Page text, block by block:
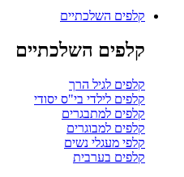
קלפים השלכתיים
קלפים השלכתיים
קלפים לגיל הרך
קלפים לילדי בי"ס יסודי
קלפים למתבגרים
קלפים למבוגרים
קלפי מעגלי נשים
קלפים בערבית